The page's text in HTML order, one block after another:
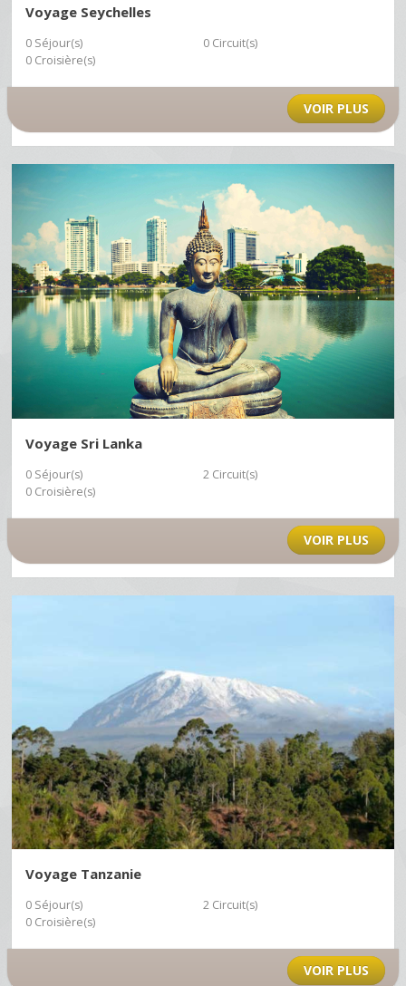
Voyage Seychelles
0 Séjour(s)
0 Circuit(s)
0 Croisière(s)
VOIR PLUS
Voyage Sri Lanka
0 Séjour(s)
2 Circuit(s)
0 Croisière(s)
VOIR PLUS
Voyage Tanzanie
0 Séjour(s)
2 Circuit(s)
0 Croisière(s)
VOIR PLUS